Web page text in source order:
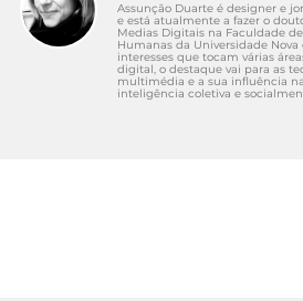
Assunção Duarte é designer e
e está atualmente a fazer o
Medias Digitais na Faculdade
Humanas da Universidade Nova
interesses que tocam várias
digital, o destaque vai para as
multimédia e a sua influência
inteligência coletiva e